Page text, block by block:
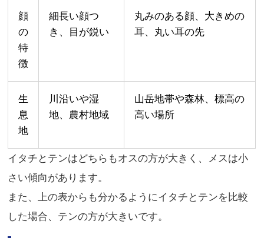
顔
の
特
徴
細長い顔つ
き、目が鋭い
丸みのある顔、大きめの
耳、丸い耳の先
生
息
地
川沿いや湿
地、農村地域
山岳地帯や森林、標高の
高い場所
イタチとテンはどちらもオスの方が大きく、メスは小
さい傾向があります。
また、上の表からも分かるようにイタチとテンを比較
した場合、テンの方が大きいです。